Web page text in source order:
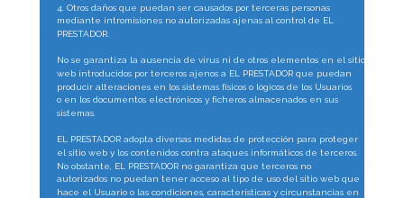
4. Otros daños que puedan ser causados por terceras personas
mediante intromisiones no autorizadas ajenas al control de EL
PRESTADOR.
No se garantiza la ausencia de virus ni de otros elementos en el sitio
web introducidos por terceros ajenos a EL PRESTADOR que puedan
producir alteraciones en los sistemas físicos o lógicos de los Usuarios
o en los documentos electrónicos y ficheros almacenados en sus
sistemas.
EL PRESTADOR adopta diversas medidas de protección para proteger
el sitio web y los contenidos contra ataques informáticos de terceros.
No obstante, EL PRESTADOR no garantiza que terceros no
autorizados no puedan tener acceso al tipo de uso del sitio web que
hace el Usuario o las condiciones, características y circunstancias en